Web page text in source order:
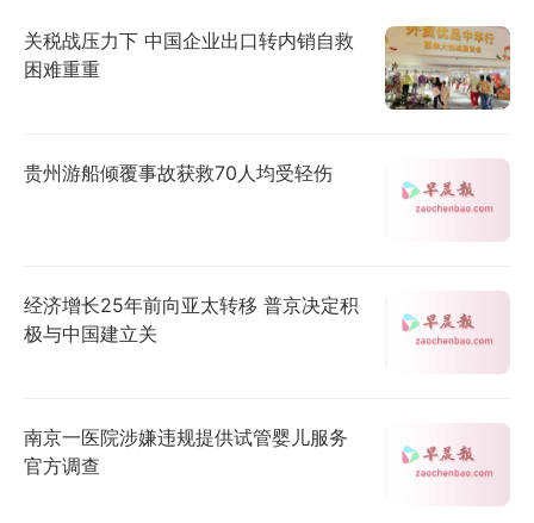
关税战压力下 中国企业出口转内销自救
困难重重
贵州游船倾覆事故获救70人均受轻伤
经济增长25年前向亚太转移 普京决定积
极与中国建立关
南京一医院涉嫌违规提供试管婴儿服务
官方调查